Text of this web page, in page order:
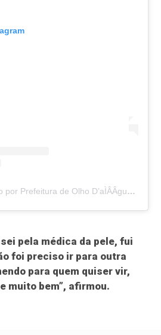
Um post compartilhado por Prefeitura de Olho D’aÌÂÂgua (@prefeituraolhodagua)
pela médica da pele, fui
foi preciso ir para outra
para quem quiser vir,
muito bem”, afirmou.